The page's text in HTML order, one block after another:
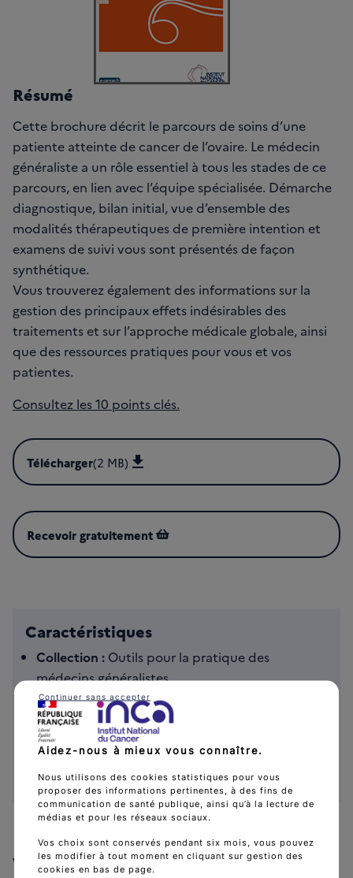
Résumé
Cette brochure décrit le parcours de soins d’une
patiente atteinte de cancer de l’ovaire. Le médecin
généraliste a un rôle essentiel à tous les stades de ce
parcours, en lien avec l’équipe spécialisée. Démarche
diagnostique, bilan initial, vue d’ensemble des
modalités thérapeutiques de première intention et
examens de suivi vous sont présentés de façon
synthétique.
Vous trouverez également des informations sur la
gestion des principaux effets indésirables des
traitements et sur l’approche médicale globale, ainsi
que des ressources pratiques pour vous et vos
patientes.
Consultez les 10 points clés.
Télécharger(2 MB)
Télécharger Cancers de l'ovaire - Du diagnostic au suivi
Recevoir gratuitement
Caractéristiques
Collection : Outils pour la pratique des
médecins généralistes
Public :Médecins généralistes
Date de publication : 19 septembre 2019
Référence :OUTMGKOVAI19
Format :Brochure A5
Langue :Français
Voir aussi
Aidez-nous à mieux vous connaître.
Nous utilisons des cookies statistiques pour vous
proposer des informations pertinentes, à des fins de
communication de santé publique, ainsi qu’à la lecture de
médias et pour les réseaux sociaux.
Vos choix sont conservés pendant six mois, vous pouvez
les modifier à tout moment en cliquant sur gestion des
cookies en bas de page.
Continuer sans accepter